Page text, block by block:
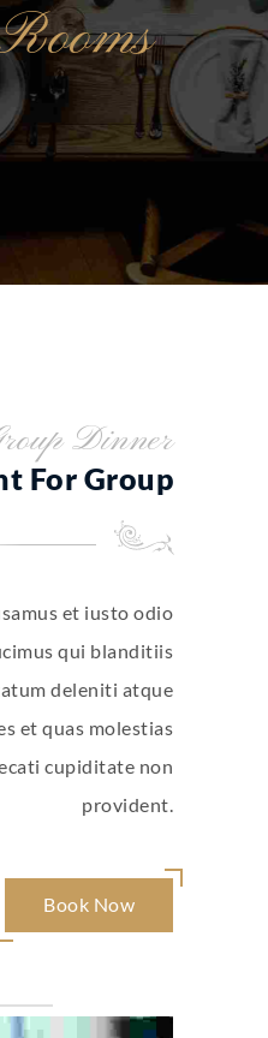
Dinner
For Group
et iusto odio
qui blanditiis
deleniti atque
et quas molestias
cupiditate non
provident.
Book Now